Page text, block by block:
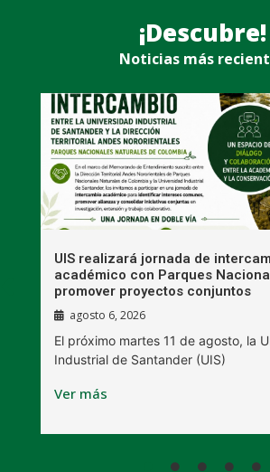
¡Descubre!
Noticias más
UIS realizará jornada de
académico con Parques
promover proyectos conjuntos
agosto 6, 2026
El próximo martes 11 de agosto, la
Industrial de Santander (UIS)
Ver más